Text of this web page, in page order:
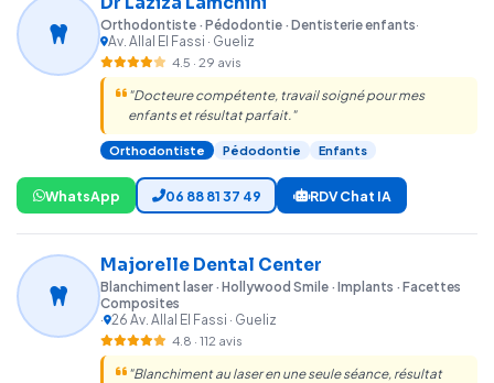
Orthodontiste · Pédodontie · Dentisterie enfants·
Av. Allal El Fassi · Gueliz
4.5 · 29 avis
"Docteure compétente, travail soigné pour mes
enfants et résultat parfait."
Orthodontiste Pédodontie Enfants
WhatsApp 06 88 81 37 49 RDV Chat IA
Majorelle Dental Center
Blanchiment laser · Hollywood Smile · Implants · Facettes
Composites
· 26 Av. Allal El Fassi · Gueliz
4.8 · 112 avis
"Blanchiment au laser en une seule séance, résultat